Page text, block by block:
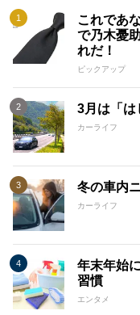
これであ
で乃木憂
れだ！
ピックアップ
3月は「は
カーライフ
冬の車内
カーライフ
年末年始
習慣
エンタメ